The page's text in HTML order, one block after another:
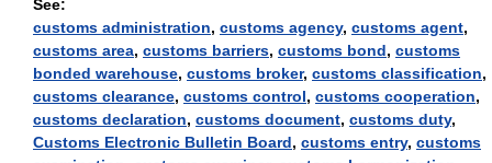
See:
customs administration, customs agency, customs agent,
customs area, customs barriers, customs bond, customs
bonded warehouse, customs broker, customs classification,
customs clearance, customs control, customs cooperation,
customs declaration, customs document, customs duty,
Customs Electronic Bulletin Board, customs entry, customs